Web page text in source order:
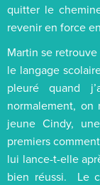
quitter le
revenir en force
Martin se
le langage
pleuré quand
normalement, on
jeune Cindy,
premiers
lui lance-t-elle
bien réussi. Le